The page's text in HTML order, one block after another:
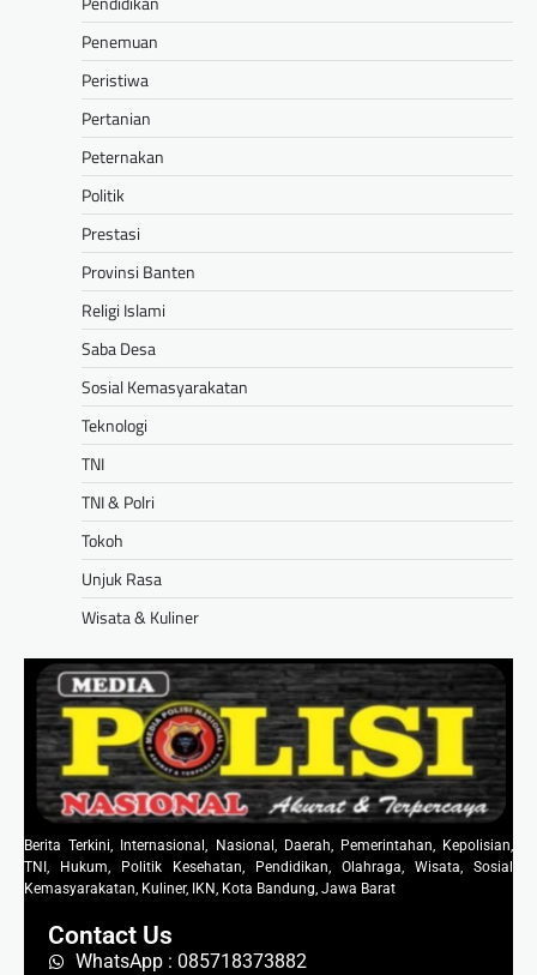
Penemuan
Peristiwa
Pertanian
Peternakan
Politik
Prestasi
Provinsi Banten
Religi Islami
Saba Desa
Sosial Kemasyarakatan
Teknologi
TNI
TNI & Polri
Tokoh
Unjuk Rasa
Wisata & Kuliner
Berita Terkini, Internasional, Nasional, Daerah, Pemerintahan, Kepolisian,
TNI, Hukum, Politik Kesehatan, Pendidikan, Olahraga, Wisata, Sosial
Kemasyarakatan, Kuliner, IKN, Kota Bandung, Jawa Barat
Contact Us
WhatsApp : 085718373882